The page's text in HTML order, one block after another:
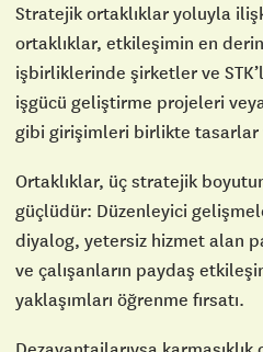
Stratejik ortaklıklar yoluyla
ortaklıklar, etkileşimin en
işbirliklerinde şirketler ve
işgücü geliştirme projeleri
gibi girişimleri birlikte tasarlar
Ortaklıklar, üç stratejik
güçlüdür: Düzenleyici
diyalog, yetersiz hizmet alan
ve çalışanların paydaş
yaklaşımları öğrenme fırsatı.